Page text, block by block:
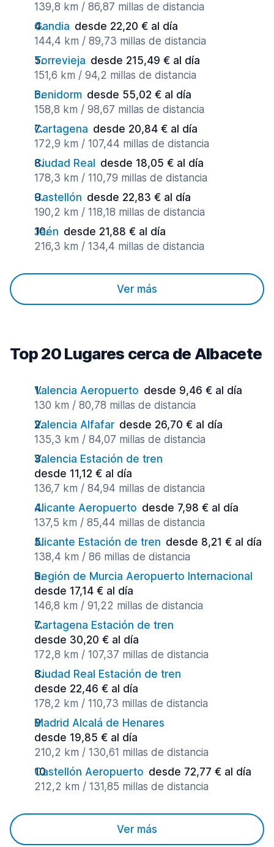
139,8 km / 86,87 millas de distancia
Gandia desde 22,20 € al día
144,4 km / 89,73 millas de distancia
Torrevieja desde 215,49 € al día
151,6 km / 94,2 millas de distancia
Benidorm desde 55,02 € al día
158,8 km / 98,67 millas de distancia
Cartagena desde 20,84 € al día
172,9 km / 107,44 millas de distancia
Ciudad Real
desde 18,05 € al día
178,3 km / 110,79 millas de distancia
Castellón desde 22,83 € al día
190,2 km / 118,18 millas de distancia
Jaén desde 21,88 € al día
216,3 km / 134,4 millas de distancia
Ver más
Top 20 Lugares cerca de Albacete
Valencia Aeropuerto desde 9,46 € al día
130 km / 80,78 millas de distancia
Valencia Alfafar desde 26,70 € al día
135,3 km / 84,07 millas de distancia
Valencia Estación de tren
desde 11,12 € al día
136,7 km / 84,94 millas de distancia
Alicante Aeropuerto desde 7,98 € al día
137,5 km / 85,44 millas de distancia
Alicante Estación de tren desde 8,21 € al día
138,4 km / 86 millas de distancia
Región de Murcia Aeropuerto Internacional
desde 17,14 € al día
146,8 km / 91,22 millas de distancia
Cartagena Estación de tren
desde 30,20 € al día
172,8 km / 107,37 millas de distancia
Ciudad Real Estación de tren
desde 22,46 € al día
178,2 km / 110,73 millas de distancia
Madrid Alcalá de Henares
desde 19,85 € al día
210,2 km / 130,61 millas de distancia
Castellón Aeropuerto desde 72,77 € al día
212,2 km / 131,85 millas de distancia
Ver más